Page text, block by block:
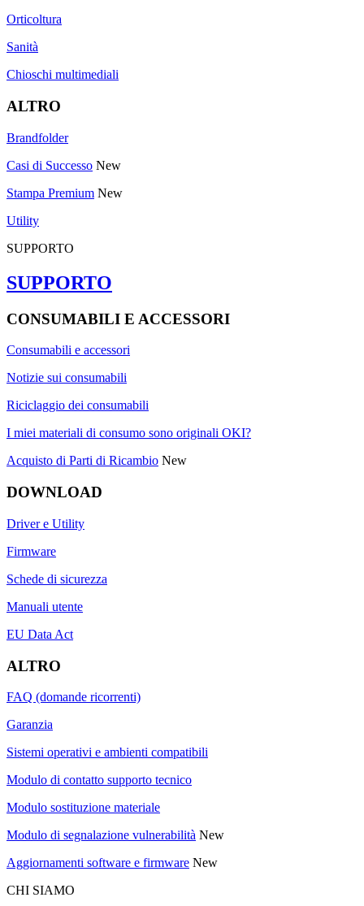
Orticoltura
Sanità
Chioschi multimediali
ALTRO
Brandfolder
Casi di Successo New
Stampa Premium New
Utility
SUPPORTO
SUPPORTO
CONSUMABILI E ACCESSORI
Consumabili e accessori
Notizie sui consumabili
Riciclaggio dei consumabili
I miei materiali di consumo sono originali OKI?
Acquisto di Parti di Ricambio New
DOWNLOAD
Driver e Utility
Firmware
Schede di sicurezza
Manuali utente
EU Data Act
ALTRO
FAQ (domande ricorrenti)
Garanzia
Sistemi operativi e ambienti compatibili
Modulo di contatto supporto tecnico
Modulo sostituzione materiale
Modulo di segnalazione vulnerabilità New
Aggiornamenti software e firmware New
CHI SIAMO